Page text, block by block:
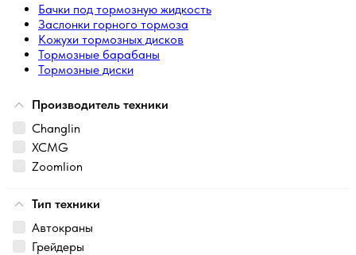
Бачки под тормозную жидкость
Заслонки горного тормоза
Кожухи тормозных дисков
Тормозные барабаны
Тормозные диски
Производитель техники
Changlin
XCMG
Zoomlion
Тип техники
Автокраны
Грейдеры